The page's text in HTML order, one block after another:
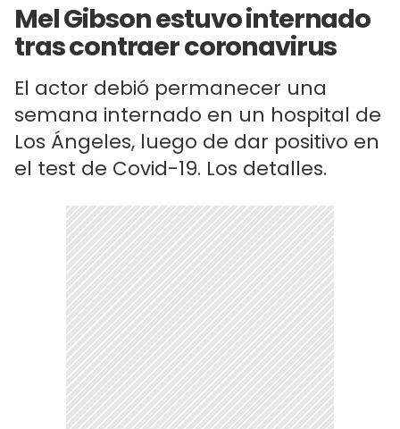
Mel Gibson estuvo internado
tras contraer coronavirus
El actor debió permanecer una
semana internado en un hospital de
Los Ángeles, luego de dar positivo en
el test de Covid-19. Los detalles.